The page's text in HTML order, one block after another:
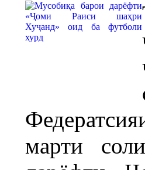
марти